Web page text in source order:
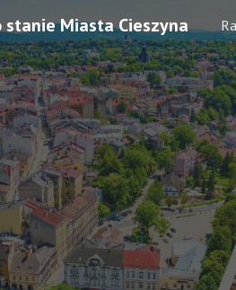
Miasta Cieszyna